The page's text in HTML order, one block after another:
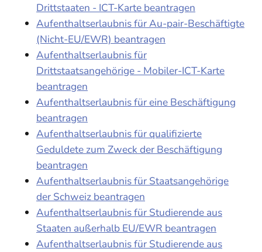
Drittstaaten - ICT-Karte beantragen
Aufenthaltserlaubnis für Au-pair-Beschäftigte
(Nicht-EU/EWR) beantragen
Aufenthaltserlaubnis für
Drittstaatsangehörige - Mobiler-ICT-Karte
beantragen
Aufenthaltserlaubnis für eine Beschäftigung
beantragen
Aufenthaltserlaubnis für qualifizierte
Geduldete zum Zweck der Beschäftigung
beantragen
Aufenthaltserlaubnis für Staatsangehörige
der Schweiz beantragen
Aufenthaltserlaubnis für Studierende aus
Staaten außerhalb EU/EWR beantragen
Aufenthaltserlaubnis für Studierende aus